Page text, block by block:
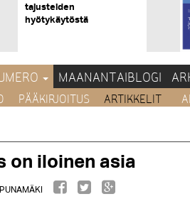
tajusteiden
hyötykäytöstä
MAANANTAIBLOGI
PÄÄKIRJOITUS ARTIKKELIT
on iloinen asia